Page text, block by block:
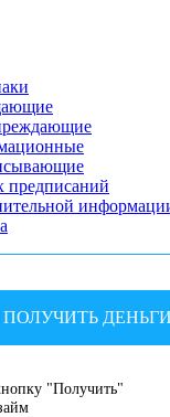
предписаний
ПОЛУЧИТЬ ДЕНЬГИ
"Получить"